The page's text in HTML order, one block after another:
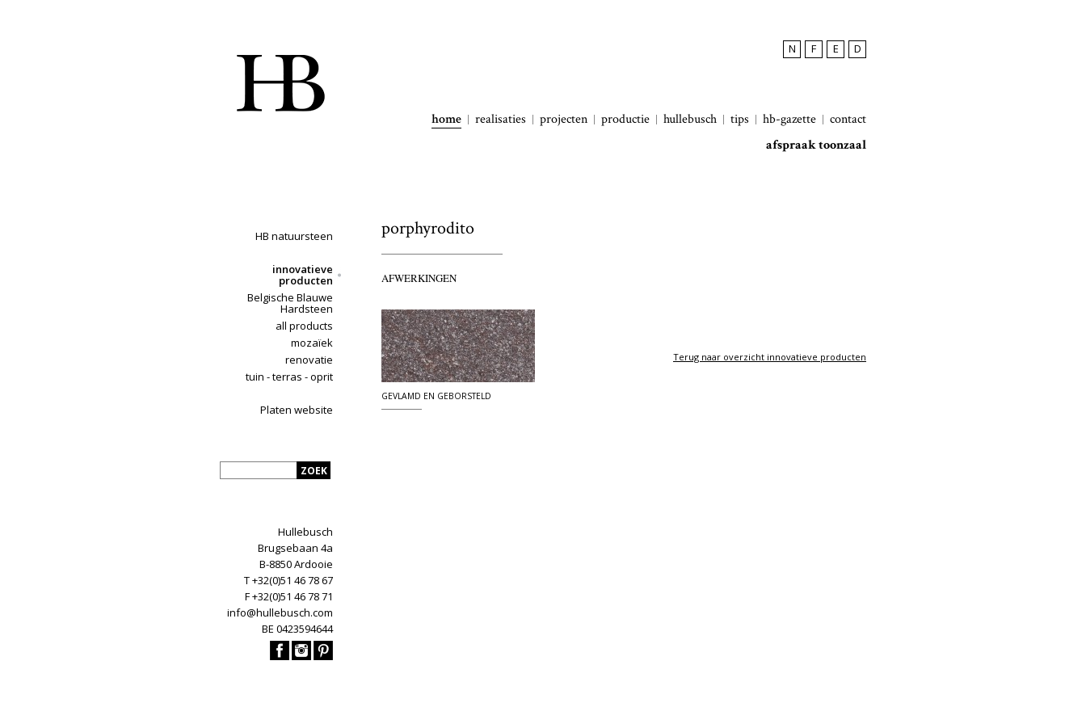
N F E D
home realisaties projecten productie hullebusch tips hb-gazette
contact
afspraak toonzaal
HB natuursteen
innovatieve
producten
Belgische Blauwe
Hardsteen
all products
mozaïek
renovatie
tuin - terras - oprit
Platen website
Hullebusch
Brugsebaan 4a
B-8850 Ardooie
T +32(0)51 46 78 67
F +32(0)51 46 78 71
info@hullebusch.com
BE 0423594644
porphyrodito
AFWERKINGEN
GEVLAMD EN GEBORSTELD
Terug naar overzicht innovatieve producten